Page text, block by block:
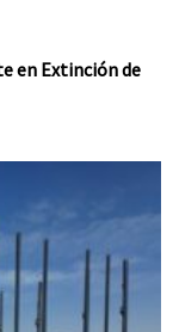
en Extinción de